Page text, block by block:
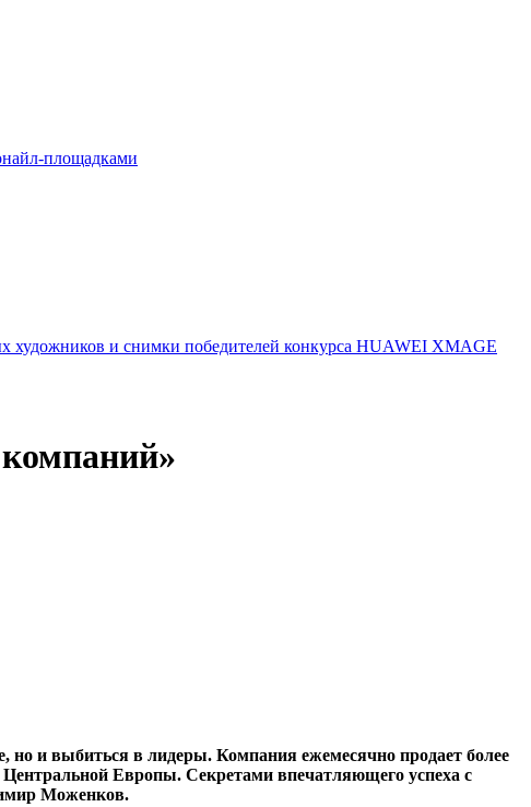
площадками
художников и снимки победителей конкурса HUAWEI XMAGE
но и выбиться в лидеры. Компания ежемесячно продает более
Европы. Секретами впечатляющего успеха с
Моженков.